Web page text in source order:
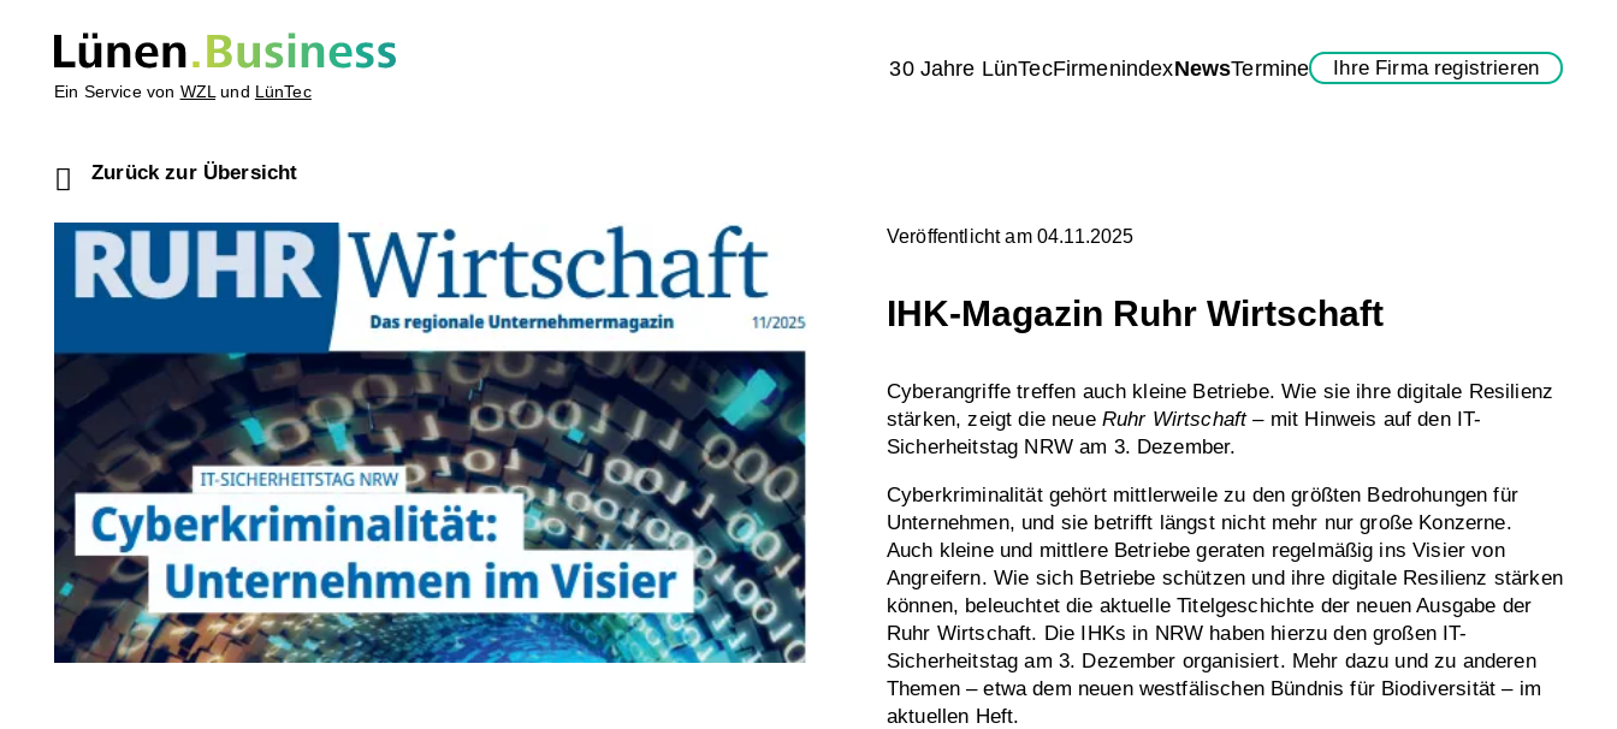
Ein Service von WZL und LünTec
30 Jahre LünTecFirmenindexNewsTermine Ihre Firma registrieren
Zurück zur Übersicht
Veröffentlicht am 04.11.2025
IHK-Magazin Ruhr Wirtschaft
Cyberangriffe treffen auch kleine Betriebe. Wie sie ihre digitale Resilienz
stärken, zeigt die neue Ruhr Wirtschaft– mit Hinweis auf den IT-
Sicherheitstag NRW am 3. Dezember.
Cyberkriminalität gehört mittlerweile zu den größten Bedrohungen für
Unternehmen, und sie betrifft längst nicht mehr nur große Konzerne.
Auch kleine und mittlere Betriebe geraten regelmäßig ins Visier von
Angreifern. Wie sich Betriebe schützen und ihre digitale Resilienz stärken
können, beleuchtet die aktuelle Titelgeschichte der neuen Ausgabe der
Ruhr Wirtschaft. Die IHKs in NRW haben hierzu den großen IT-
Sicherheitstag am 3. Dezember organisiert. Mehr dazu und zu anderen
Themen – etwa dem neuen westfälischen Bündnis für Biodiversität – im
aktuellen Heft.